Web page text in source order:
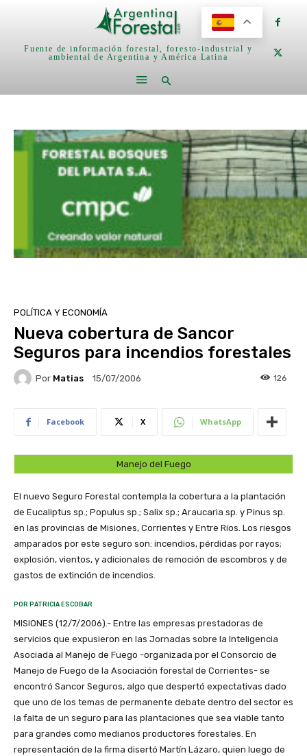
Fuente de información forestal, foresto-industrial y
ambiental de Argentina y América Latina
POLÍTICA Y ECONOMÍA
Nueva cobertura de Sancor
Seguros para incendios forestales
Por Matias 15/07/2006 126
Facebook X WhatsApp
Manejo del Fuego
El nuevo Seguro Forestal contempla la cobertura a la plantación
de Eucaliptus sp.; Populus sp.; Salix sp.; Araucaria sp. y Pinus sp.
en las provincias de Misiones, Corrientes y Entre Ríos. Los riesgos
amparados por este seguro son: incendios, pérdidas por rayos;
explosión, vientos, y adicionales de remoción de escombros y de
gastos de extinción de incendios.
POR PATRICIA ESCOBAR
MISIONES (12/7/2006).- Entre las empresas prestadoras de
servicios que expusieron en las Jornadas sobre la Inteligencia
Asociada al Manejo de Fuego -organizada por el Consorcio de
Manejo de Fuego de la Asociación forestal de Corrientes- se
encontró Sancor Seguros, algo que despertó expectativas dado
que uno de los temas de permanente debate dentro del sector es
la falta de un seguro para las plantaciones que sea viable tanto
para grandes como medianos productores forestales. En
representación de la firma disertó Martín Lázaro, quien luego de